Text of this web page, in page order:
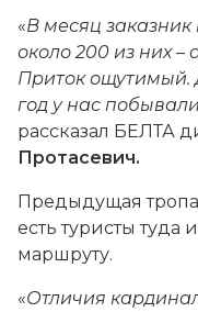
«В месяц заказник
около 200 из них–
Приток ощутимый.
год у нас
рассказал БЕЛТА
Протасевич.
Предыдущая
есть туристы
маршруту.
«Отличия